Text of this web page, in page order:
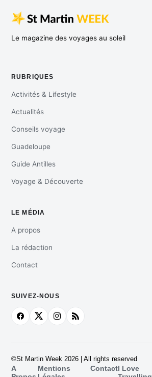
Le magazine des voyages au soleil
RUBRIQUES
Activités & Lifestyle
Actualités
Conseils voyage
Guadeloupe
Guide Antilles
Voyage & Découverte
LE MÉDIA
A propos
La rédaction
Contact
SUIVEZ-NOUS
©St Martin Week 2026 | All rights reserved
A
Mentions
ContactI Love